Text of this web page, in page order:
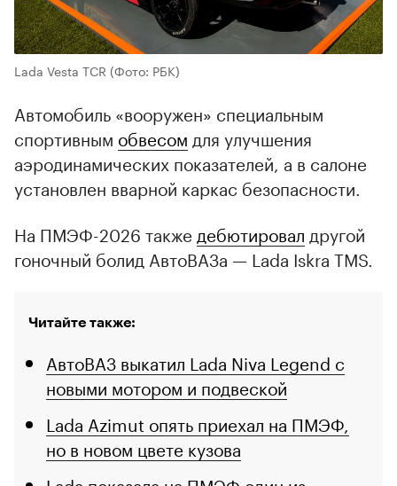
Lada Vesta TCR (Фото: РБК)
Автомобиль «вооружен» специальным
спортивным обвесом для улучшения
аэродинамических показателей, а в салоне
установлен вварной каркас безопасности.
На ПМЭФ-2026 также дебютировал другой
гоночный болид АвтоВАЗа — Lada Iskra TMS.
Читайте также:
АвтоВАЗ выкатил Lada Niva Legend с
новыми мотором и подвеской
Lada Azimut опять приехал на ПМЭФ,
но в новом цвете кузова